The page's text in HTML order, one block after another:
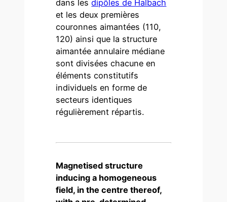
dans lesdipôles de Halbach
et les deux premières
couronnes aimantées (110,
120) ainsi que la structure
aimantée annulaire médiane
sont divisées chacune en
éléments constitutifs
individuels en forme de
secteurs identiques
régulièrement répartis.
Magnetised structure
inducing a homogeneous
field, in the centre thereof,